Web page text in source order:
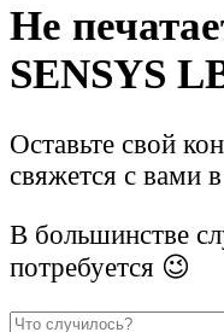
Не
SENSYS
Оставьте свой
свяжется с вами
В большинстве
потребуется 😉